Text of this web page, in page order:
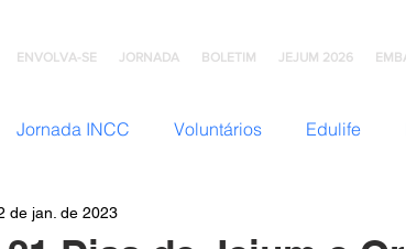
ENVOLVA-SE JORNADA BOLETIM JEJUM 2026
Jornada INCC Voluntários Edulife
JNI (Jovens)
de jan. de 2023